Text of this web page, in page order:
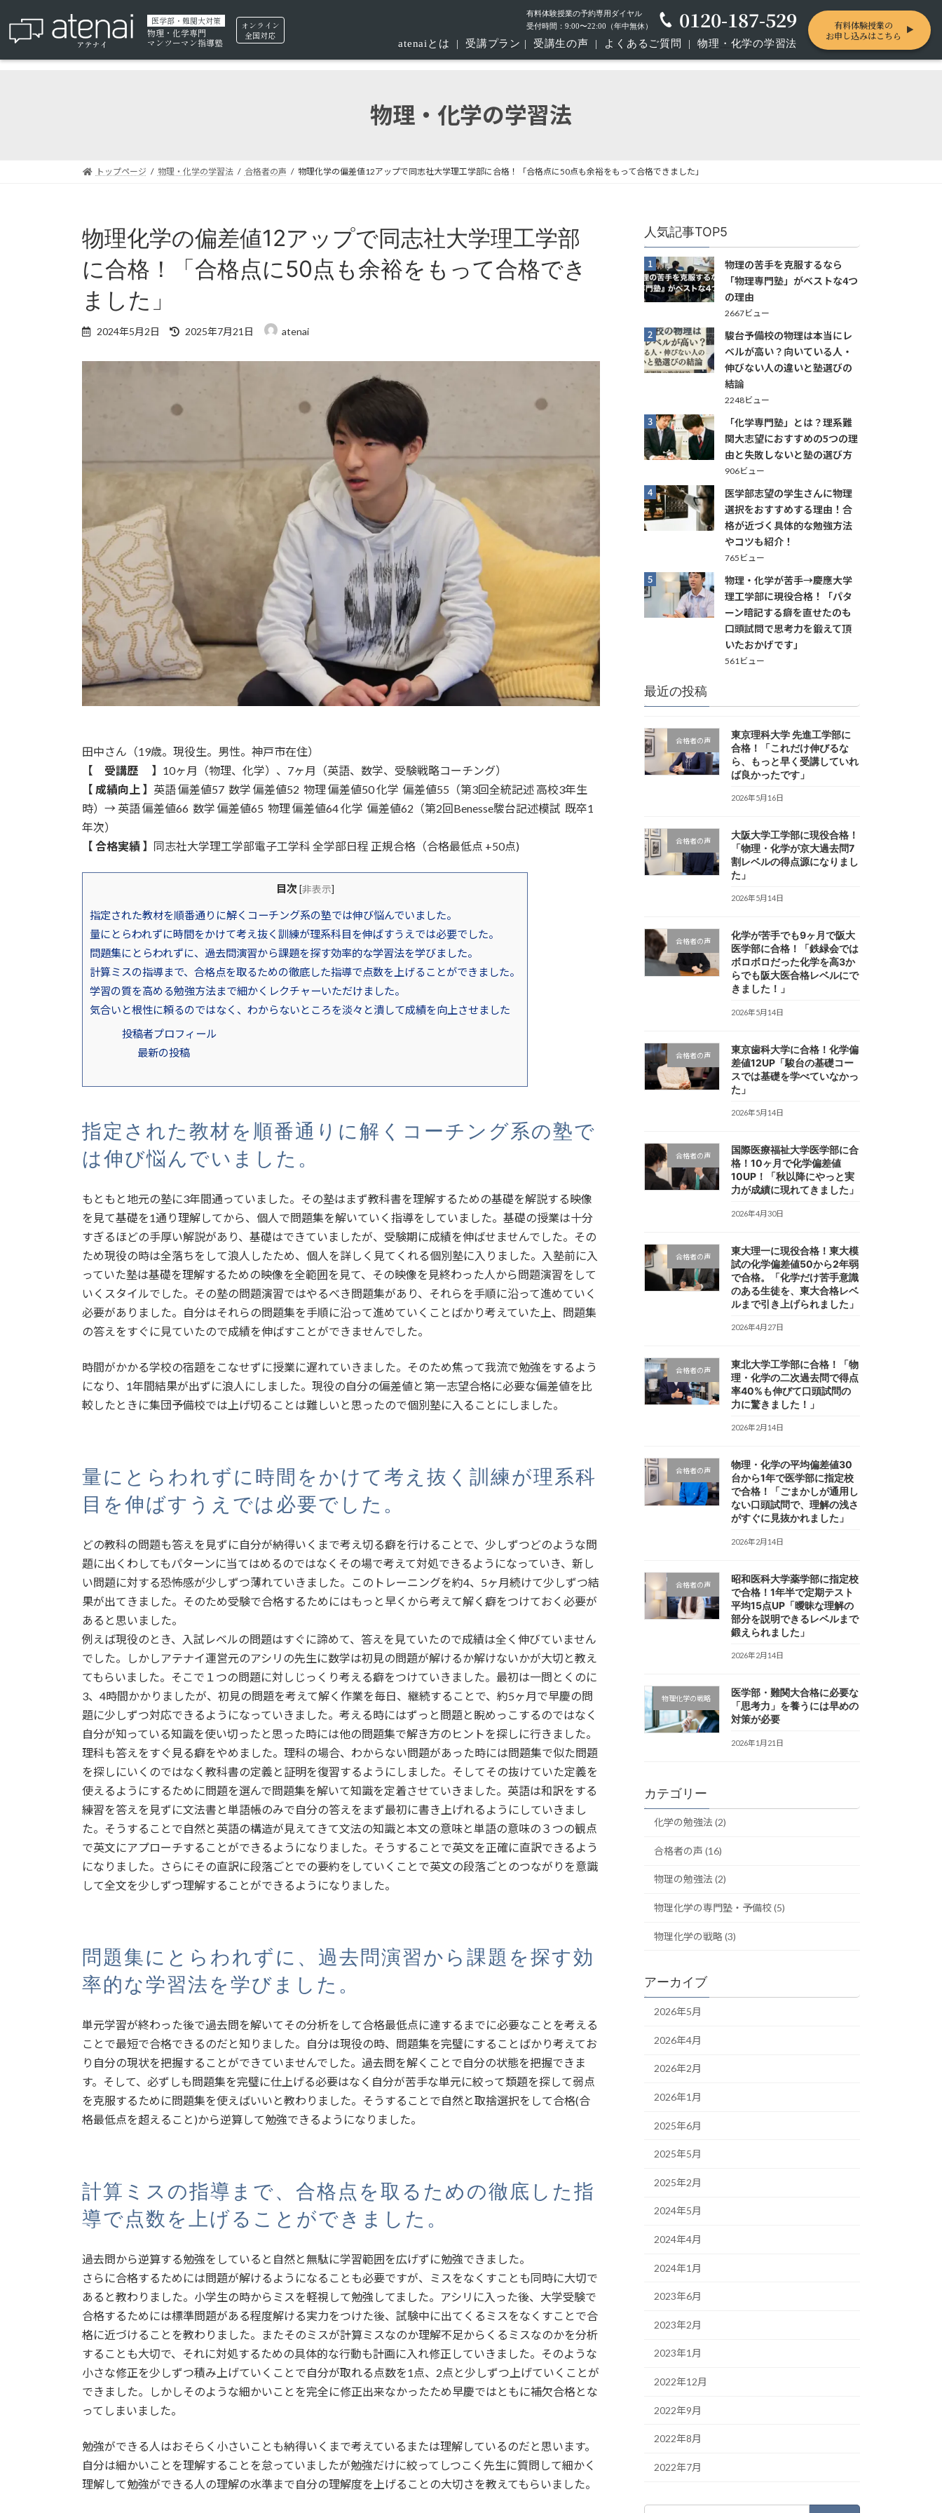
医学部・難関大対策
物理・化学専門
マンツーマン指導塾
オンライン
全国対応
有料体験授業の予約専用ダイヤル
受付時間：9:00〜22:00（年中無休）
0120-187-529
atenaiとは | 受講プラン | 受講生の声 | よくあるご質問 |物理・化学の学習法
有料体験授業の
お申し込みはこちら
物理・化学の学習法
トップページ 物理・化学の学習法 合格者の声 物理化学の偏差値12アップで同志社大学理工学部に合格！「合格点に50点も余裕をもって合格できました」
物理化学の偏差値12アップで同志社大学理工学部
に合格！「合格点に50点も余裕をもって合格でき
ました」
2024年5月2日
最
2025年7月21日 atenai
田中さん（19歳。現役生。男性。神戸市在住）
【 受講歴 】 10ヶ月（物理、化学）、7ヶ月（英語、数学、受験戦略コーチング）
【 成績向上 】 英語 偏差値57 数学 偏差値52 物理 偏差値50 化学 偏差値55（第3回全統記述 高校3年生
時）→ 英語 偏差値66 数学 偏差値65 物理 偏差値64 化学 偏差値62（第2回Benesse駿台記述模試 既卒1
年次）
【 合格実績 】 同志社大学理工学部電子工学科 全学部日程 正規合格（合格最低点 +50点)
目次 [非表示]
指定された教材を順番通りに解くコーチング系の塾では伸び悩んでいました。
量にとらわれずに時間をかけて考え抜く訓練が理系科目を伸ばすうえでは必要でした。
問題集にとらわれずに、過去問演習から課題を探す効率的な学習法を学びました。
計算ミスの指導まで、合格点を取るための徹底した指導で点数を上げることができました。
学習の質を高める勉強方法まで細かくレクチャーいただけました。
気合いと根性に頼るのではなく、わからないところを淡々と潰して成績を向上させました
投稿者プロフィール
最新の投稿
指定された教材を順番通りに解くコーチング系の塾で
は伸び悩んでいました。
もともと地元の塾に3年間通っていました。その塾はまず教科書を理解するための基礎を解説する映像
を見て基礎を1通り理解してから、個人で問題集を解いていく指導をしていました。基礎の授業は十分
すぎるほどの手厚い解説があり、基礎はできていましたが、受験期に成績を伸ばせませんでした。その
ため現役の時は全落ちをして浪人したため、個人を詳しく見てくれる個別塾に入りました。入塾前に入
っていた塾は基礎を理解するための映像を全範囲を見て、その映像を見終わった人から問題演習をして
いくスタイルでした。その塾の問題演習ではやるべき問題集があり、それらを手順に沿って進めていく
必要がありました。自分はそれらの問題集を手順に沿って進めていくことばかり考えていた上、問題集
の答えをすぐに見ていたので成績を伸ばすことができませんでした。
時間がかかる学校の宿題をこなせずに授業に遅れていきました。そのため焦って我流で勉強をするよう
になり、1年間結果が出ずに浪人にしました。現役の自分の偏差値と第一志望合格に必要な偏差値を比
較したときに集団予備校では上げ切ることは難しいと思ったので個別塾に入ることにしました。
量にとらわれずに時間をかけて考え抜く訓練が理系科
目を伸ばすうえでは必要でした。
どの教科の問題も答えを見ずに自分が納得いくまで考え切る癖を行けることで、少しずつどのような問
題に出くわしてもパターンに当てはめるのではなくその場で考えて対処できるようになっていき、新し
い問題に対する恐怖感が少しずつ薄れていきました。このトレーニングを約4、5ヶ月続けて少しずつ結
果が出てきました。そのため受験で合格するためにはもっと早くから考えて解く癖をつけておく必要が
あると思いました。
例えば現役のとき、入試レベルの問題はすぐに諦めて、答えを見ていたので成績は全く伸びていません
でした。しかしアテナイ運営元のアシリの先生に数学は初見の問題が解けるか解けないかが大切と教え
てもらいました。そこで１つの問題に対しじっくり考える癖をつけていきました。最初は一問とくのに
3、4時間かかりましたが、初見の問題を考えて解く作業を毎日、継続することで、約5ヶ月で早慶の問
題に少しずつ対応できるようになっていきました。考える時にはずっと問題と睨めっこするのではなく
自分が知っている知識を使い切ったと思った時には他の問題集で解き方のヒントを探しに行きました。
理科も答えをすぐ見る癖をやめました。理科の場合、わからない問題があった時には問題集で似た問題
を探しにいくのではなく教科書の定義と証明を復習するようにしました。そしてその抜けていた定義を
使えるようにするために問題を選んで問題集を解いて知識を定着させていきました。英語は和訳をする
練習を答えを見ずに文法書と単語帳のみで自分の答えをまず最初に書き上げれるようにしていきまし
た。そうすることで自然と英語の構造が見えてきて文法の知識と本文の意味と単語の意味の３つの観点
で英文にアプローチすることができるようになりました。そうすることで英文を正確に直訳できるよう
になりました。さらにその直訳に段落ごとでの要約をしていくことで英文の段落ごとのつながりを意識
して全文を少しずつ理解することができるようになりました。
問題集にとらわれずに、過去問演習から課題を探す効
率的な学習法を学びました。
単元学習が終わった後で過去問を解いてその分析をして合格最低点に達するまでに必要なことを考える
ことで最短で合格できるのだと知りました。自分は現役の時、問題集を完璧にすることばかり考えてお
り自分の現状を把握することができていませんでした。過去問を解くことで自分の状態を把握できま
す。そして、必ずしも問題集を完璧に仕上げる必要はなく自分が苦手な単元に絞って類題を探して弱点
を克服するために問題集を使えばいいと教わりました。そうすることで自然と取捨選択をして合格(合
格最低点を超えること)から逆算して勉強できるようになりました。
計算ミスの指導まで、合格点を取るための徹底した指
導で点数を上げることができました。
過去問から逆算する勉強をしていると自然と無駄に学習範囲を広げずに勉強できました。
さらに合格するためには問題が解けるようになることも必要ですが、ミスをなくすことも同時に大切で
あると教わりました。小学生の時からミスを軽視して勉強してました。アシリに入った後、大学受験で
合格するためには標準問題がある程度解ける実力をつけた後、試験中に出てくるミスをなくすことで合
格に近づけることを教わりました。またそのミスが計算ミスなのか理解不足からくるミスなのかを分析
することも大切で、それに対処するための具体的な行動も計画に入れ修正していきました。そのような
小さな修正を少しずつ積み上げていくことで自分が取れる点数を1点、2点と少しずつ上げていくことが
できました。しかしそのような細かいことを完全に修正出来なかったため早慶ではともに補欠合格とな
ってしまいました。
勉強ができる人はおそらく小さいことも納得いくまで考えているまたは理解しているのだと思います。
自分は細かいことを理解することを怠っていましたが勉強だけに絞ってしつこく先生に質問して細かく
理解して勉強ができる人の理解の水準まで自分の理解度を上げることの大切さを教えてもらいました。
人気記事TOP5
1
物理の苦手を克服するなら
「物理専門塾」がベストな4つ
の理由
2667ビュー
2
駿台予備校の物理は本当にレ
ベルが高い？向いている人・
伸びない人の違いと塾選びの
結論
2248ビュー
3
「化学専門塾」とは？理系難
関大志望におすすめの5つの理
由と失敗しないと塾の選び方
906ビュー
4
医学部志望の学生さんに物理
選択をおすすめする理由！合
格が近づく具体的な勉強方法
やコツも紹介！
765ビュー
5
物理・化学が苦手→慶應大学
理工学部に現役合格！「パタ
ーン暗記する癖を直せたのも
口頭試問で思考力を鍛えて頂
いたおかげです」
561ビュー
最近の投稿
合格者の声
東京理科大学 先進工学部に
合格！「これだけ伸びるな
ら、もっと早く受講していれ
ば良かったです」
2026年5月16日
合格者の声
大阪大学工学部に現役合格！
「物理・化学が京大過去問7
割レベルの得点源になりまし
た」
2026年5月14日
合格者の声
化学が苦手でも9ヶ月で阪大
医学部に合格！「鉄緑会では
ボロボロだった化学を高3か
らでも阪大医合格レベルにで
きました！」
2026年5月14日
合格者の声
東京歯科大学に合格！化学偏
差値12UP「駿台の基礎コー
スでは基礎を学べていなかっ
た」
2026年5月14日
合格者の声
国際医療福祉大学医学部に合
格！10ヶ月で化学偏差値
10UP！「秋以降にやっと実
力が成績に現れてきました」
2026年4月30日
合格者の声
東大理一に現役合格！東大模
試の化学偏差値50から2年弱
で合格。「化学だけ苦手意識
のある生徒を、東大合格レベ
ルまで引き上げられました」
2026年4月27日
合格者の声
東北大学工学部に合格！「物
理・化学の二次過去問で得点
率40%も伸びて口頭試問の
力に驚きました！」
2026年2月14日
合格者の声
物理・化学の平均偏差値30
台から1年で医学部に指定校
で合格！「ごまかしが通用し
ない口頭試問で、理解の浅さ
がすぐに見抜かれました」
2026年2月14日
合格者の声
昭和医科大学薬学部に指定校
で合格！1年半で定期テスト
平均15点UP「曖昧な理解の
部分を説明できるレベルまで
鍛えられました」
2026年2月14日
物理化学の戦略
医学部・難関大合格に必要な
「思考力」を養うには早めの
対策が必要
2026年1月21日
カテゴリー
化学の勉強法 (2)
合格者の声 (16)
物理の勉強法 (2)
物理化学の専門塾・予備校 (5)
物理化学の戦略 (3)
アーカイブ
2026年5月
2026年4月
2026年2月
2026年1月
2025年6月
2025年5月
2025年2月
2024年5月
2024年4月
2024年1月
2023年6月
2023年2月
2023年1月
2022年12月
2022年9月
2022年8月
2022年7月
検